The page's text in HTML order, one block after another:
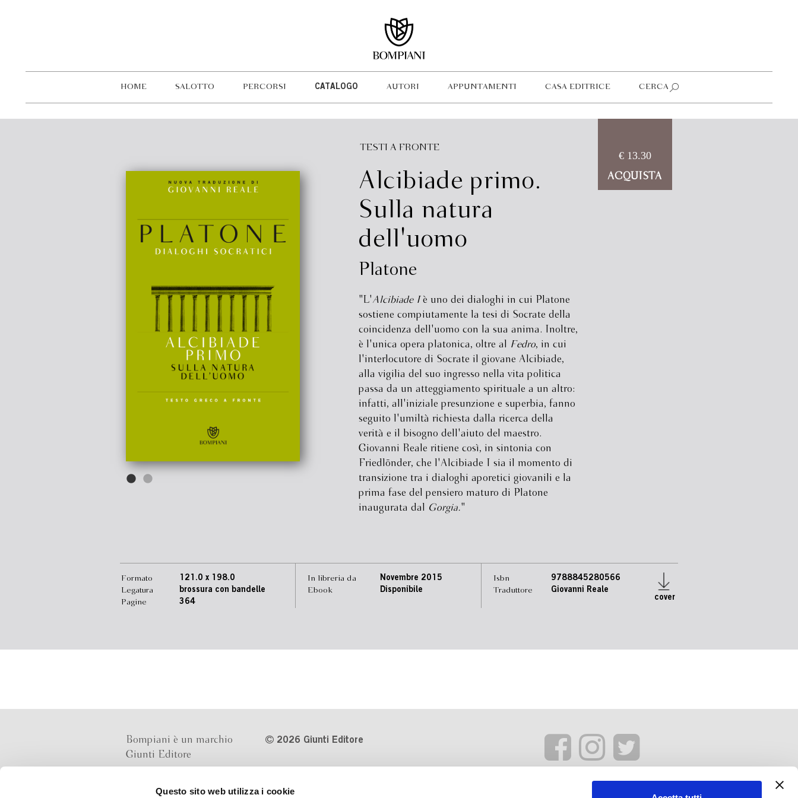
Questo sito web utilizza i cookie
HOME SALOTTO PERCORSI CATALOGO AUTORI APPUNTAMENTI CASA EDITRICE CERCA
TESTI A FRONTE
Alcibiade primo.
Sulla natura
dell'uomo
Platone
"L'Alcibiade I è uno dei dialoghi in cui Platone
sostiene compiutamente la tesi di Socrate della
coincidenza dell'uomo con la sua anima. Inoltre,
è l'unica opera platonica, oltre al
Fedro, in cui
l'interlocutore di Socrate il giovane Alcibiade,
alla vigilia del suo ingresso nella vita politica
passa da un atteggiamento spirituale a un altro:
infatti, all'iniziale presunzione e superbia, fanno
seguito l'umiltà richiesta dalla ricerca della
verità e il bisogno dell'aiuto del maestro.
Giovanni Reale ritiene così, in sintonia con
Friedlõnder, che l'Alcibiade I sia il momento di
transizione tra i dialoghi aporetici giovanili e la
prima fase del pensiero maturo di Platone
inaugurata dal
Gorgia."
€ 13.30
ACQUISTA
Formato
Legatura
Pagine
121.0 x 198.0
brossura con bandelle
364
In libreria da
Ebook
Novembre 2015
Disponibile
Isbn
Traduttore
9788845280566
Giovanni Reale
cover
Bompiani è un marchio
Giunti Editore
2026 Giunti Editore